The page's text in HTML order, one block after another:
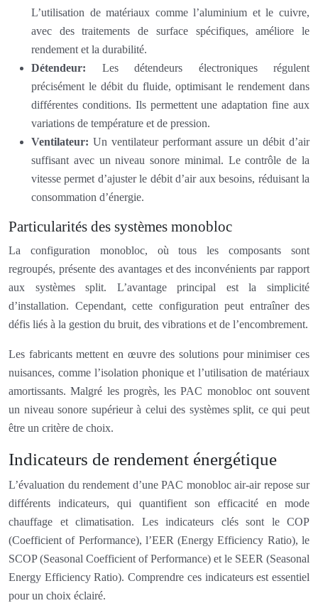
L’utilisation de matériaux comme l’aluminium et le cuivre,
avec des traitements de surface spécifiques, améliore le
rendement et la durabilité.
Détendeur: Les détendeurs électroniques régulent
précisément le débit du fluide, optimisant le rendement dans
différentes conditions. Ils permettent une adaptation fine aux
variations de température et de pression.
Ventilateur: Un ventilateur performant assure un débit d’air
suffisant avec un niveau sonore minimal. Le contrôle de la
vitesse permet d’ajuster le débit d’air aux besoins, réduisant la
consommation d’énergie.
Particularités des systèmes monobloc
La configuration monobloc, où tous les composants sont
regroupés, présente des avantages et des inconvénients par rapport
aux systèmes split. L’avantage principal est la simplicité
d’installation. Cependant, cette configuration peut entraîner des
défis liés à la gestion du bruit, des vibrations et de l’encombrement.
Les fabricants mettent en œuvre des solutions pour minimiser ces
nuisances, comme l’isolation phonique et l’utilisation de matériaux
amortissants. Malgré les progrès, les PAC monobloc ont souvent
un niveau sonore supérieur à celui des systèmes split, ce qui peut
être un critère de choix.
Indicateurs de rendement énergétique
L’évaluation du rendement d’une PAC monobloc air-air repose sur
différents indicateurs, qui quantifient son efficacité en mode
chauffage et climatisation. Les indicateurs clés sont le COP
(Coefficient of Performance), l’EER (Energy Efficiency Ratio), le
SCOP (Seasonal Coefficient of Performance) et le SEER (Seasonal
Energy Efficiency Ratio). Comprendre ces indicateurs est essentiel
pour un choix éclairé.